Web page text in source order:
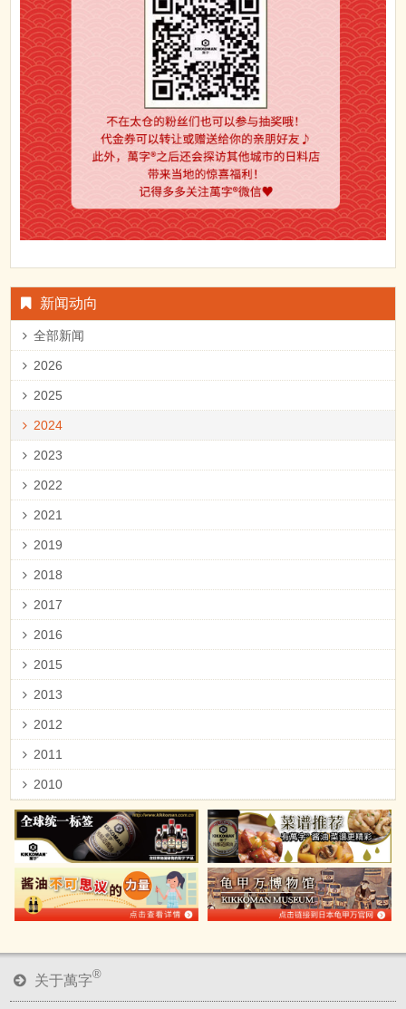
新闻动向
全部新闻
2026
2025
2024
2023
2022
2021
2019
2018
2017
2016
2015
2013
2012
2011
2010
关于萬字®